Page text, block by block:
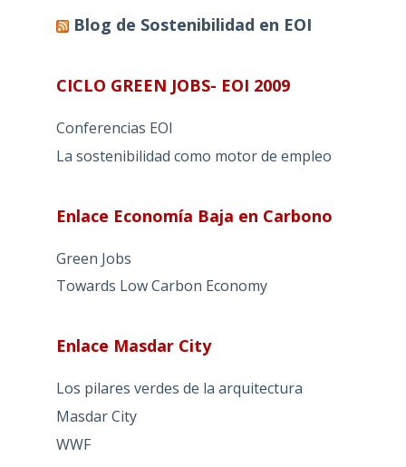
Blog de Sostenibilidad en EOI
CICLO GREEN JOBS- EOI 2009
Conferencias EOI
La sostenibilidad como motor de empleo
Enlace Economía Baja en Carbono
Green Jobs
Towards Low Carbon Economy
Enlace Masdar City
Los pilares verdes de la arquitectura
Masdar City
WWF